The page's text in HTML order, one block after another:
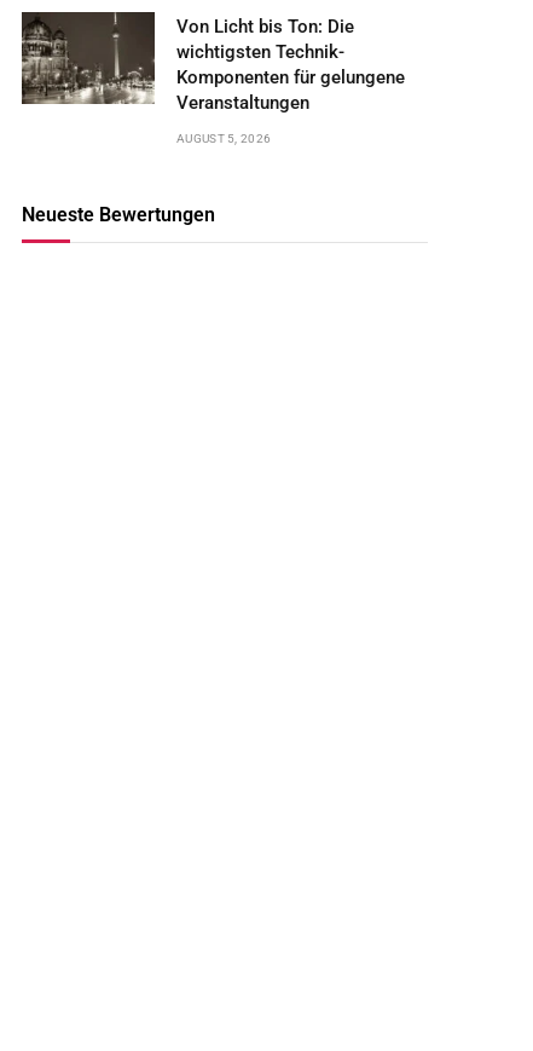
Von Licht bis Ton: Die
wichtigsten Technik-
Komponenten für gelungene
Veranstaltungen
AUGUST 5, 2026
Neueste Bewertungen